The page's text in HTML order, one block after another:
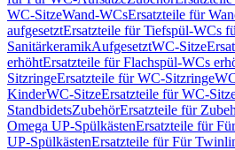
WC-SitzeWand-WCsErsatzteile für
aufgesetztErsatzteile für Tiefspül-WCs
SanitärkeramikAufgesetztWC-Sitze
erhöhtErsatzteile für Flachspül-WCs
SitzringeErsatzteile für WC-Sitzringe
KinderWC-SitzeErsatzteile für WC-
StandbidetsZubehörErsatzteile für
Omega UP-SpülkästenErsatzteile für
UP-SpülkästenErsatzteile für Für